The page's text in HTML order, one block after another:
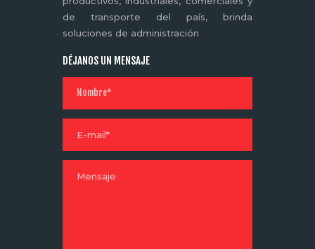
de transporte del país, brinda
soluciones de administración
DÉJANOS UN MENSAJE